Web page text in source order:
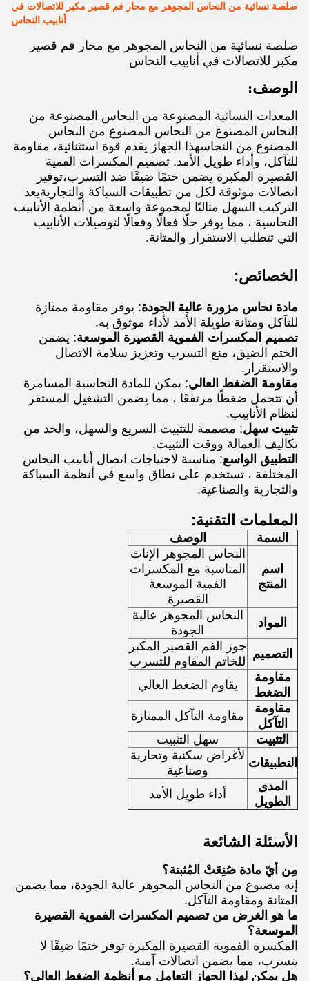
صلصة نسائية من النحاس المجوهر مع محار فم قصير مكبر للاتصالات في
أنابيب النحاس
صلصة نسائية من النحاس المجوهر مع محار فم قصير
مكبر للاتصالات في أنابيب النحاس
الوصف:
المعدات النسائية المصنوعة من النحاس المصنوعة من
النحاس المصنوع من النحاس المصنوع من النحاس
المصنوع من النحاسهذا الجهاز يقدم قوة استثنائية، مقاومة
للتآكل، وأداء طويل الأمد. تصميم المكسرات الفمية
القصيرة المكبرة يضمن ختمًا ضيقًا ضد التسرب،توفير
اتصالات موثوقة لكل من تطبيقات السباكة والتجاريةيعد
التركيب السهل مثاليًا لمجموعة واسعة من أنظمة الأنابيب
النحاسية ، مما يوفر حلًا فعالًا وفعالًا لتوصيلات الأنابيب
التي تتطلب الاستقرار والمتانة.
الخصائص:
مادة نحاس مزورة عالية الجودة: يوفر مقاومة ممتازة
للتآكل ومتانة طويلة الأمد لأداء موثوق به.
تصميم المكسرات الفموية القصيرة الموسعة: يضمن
الختم الضيق، منع التسرب وتعزيز سلامة الاتصال
والاستقرار.
مقاومة الضغط العالي: يمكن للمادة النحاسية المسامرة
أن تتحمل ضغطًا مرتفعًا ، مما يضمن التشغيل المستقر
لنظام الأنابيب.
تثبيت سهل: مصممة للتثبيت السريع والسهل، والحد من
تكاليف العمالة ووقت التثبيت.
التطبيق الواسع: مناسبة لاحتياجات اتصال أنابيب النحاس
المختلفة ، تستخدم على نطاق واسع في أنظمة السباكة
والتجارية والصناعية.
المعلمات التقنية:
السمة الوصف
اسم
المنتج
النحاس المجوهر الإناث
المناسبة مع المكسرات
الفمية الموسعة
القصيرة
المواد
النحاس المجوهر عالية
الجودة
التصميم
جوز الفم القصير المكبر
للخاتم المقاوم للتسرب
مقاومة
الضغط
يقاوم الضغط العالي
مقاومة
التآكل
مقاومة التآكل الممتازة
التثبيت
سهل التثبيت
التطبيقات
لأغراض سكنية وتجارية
وصناعية
المدى
الطويل
أداء طويل الأمد
الأسئلة الشائعة
مِن أيّ مادة صُنِعَتْ المُثبتة؟
إنه مصنوع من النحاس المجوهر عالية الجودة، مما يضمن
المتانة ومقاومة التآكل.
ما هو الغرض من تصميم المكسرات الفموية القصيرة
الموسعة؟
المكسرة الفموية القصيرة المكبرة توفر ختمًا ضيقًا لا
يتسرب، مما يضمن اتصالات آمنة.
هل يمكن لهذا الجهاز التعامل مع أنظمة الضغط العالي؟